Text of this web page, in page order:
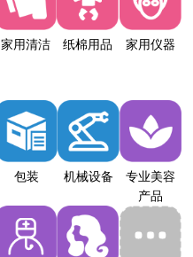
家用清洁 纸棉用品 家用仪器
包装 机械设备
专业美容
产品